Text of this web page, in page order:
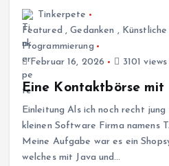
Tinkerpete
Featured ,Gedanken ,
Programmierung
Februar 16, 2026
3101 views
Eine Kontaktbörse mit
Einleitung Als ich noch recht
kleinen Software Firma namens
Meine Aufgabe war es ein
welches mit Java und…